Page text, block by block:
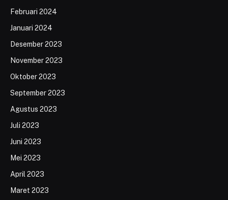
Februari 2024
Januari 2024
Desember 2023
November 2023
Oktober 2023
September 2023
Agustus 2023
Juli 2023
Juni 2023
Mei 2023
April 2023
Maret 2023